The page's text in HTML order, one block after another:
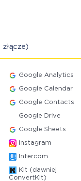
Google Analytics
Google Calendar
Google Contacts
Google Drive
Google Sheets
Instagram
Intercom
Kit (dawniej
ConvertKit)